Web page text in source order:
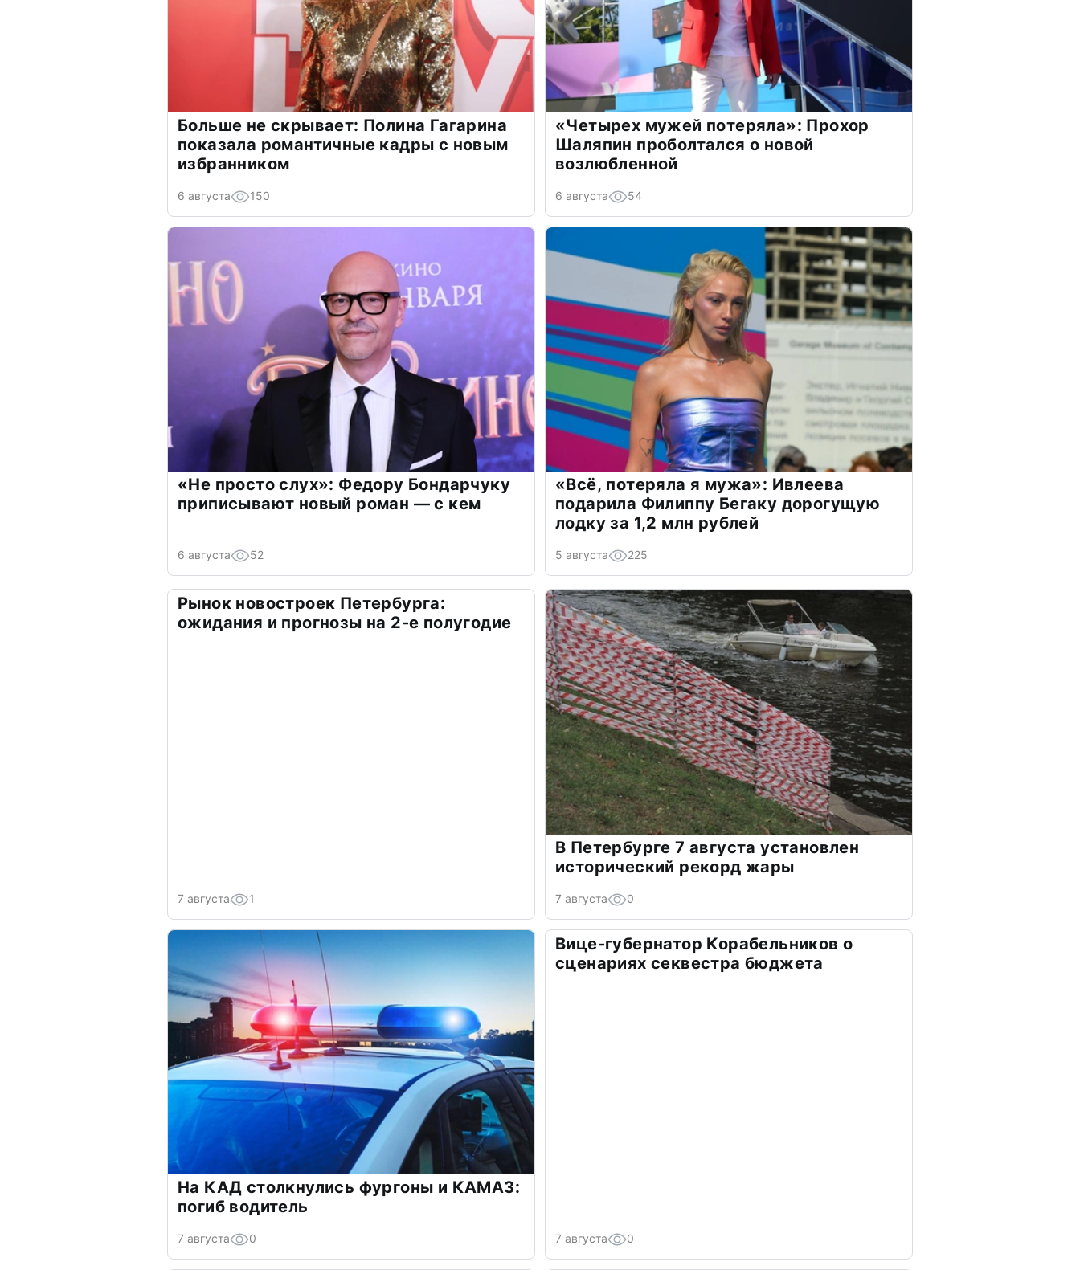
Больше не скрывает: Полина Гагарина
показала романтичные кадры с новым
избранником
6 августа 150
«Четырех мужей потеряла»: Прохор
Шаляпин проболтался о новой
возлюбленной
6 августа 54
«Не просто слух»: Федору Бондарчуку
приписывают новый роман — с кем
6 августа 52
«Всё, потеряла я мужа»: Ивлеева
подарила Филиппу Бегаку дорогущую
лодку за 1,2 млн рублей
5 августа 225
Рынок новостроек Петербурга:
ожидания и прогнозы на 2-е полугодие
7 августа 1
В Петербурге 7 августа установлен
исторический рекорд жары
7 августа 0
На КАД столкнулись фургоны и КАМАЗ:
погиб водитель
7 августа 0
Вице-губернатор Корабельников о
сценариях секвестра бюджета
7 августа 0